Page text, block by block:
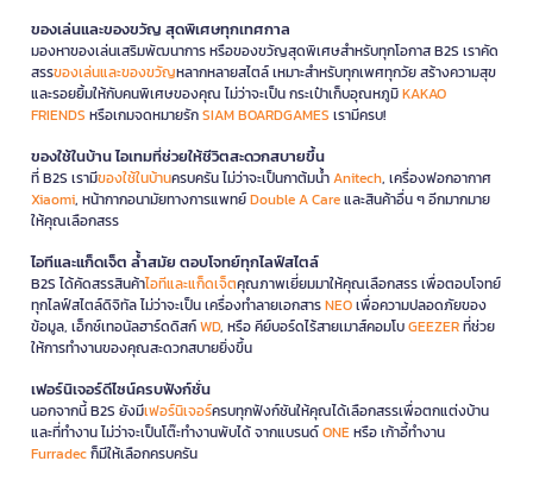
ของเล่นและของขวัญ สุดพิเศษทุกเทศกาล
มองหาของเล่นเสริมพัฒนาการ หรือของขวัญสุดพิเศษสำหรับทุกโอกาส B2S เราคัด
สรรของเล่นและของขวัญหลากหลายสไตล์ เหมาะสำหรับทุกเพศทุกวัย สร้างความสุข
และรอยยิ้มให้กับคนพิเศษของคุณ ไม่ว่าจะเป็น กระเป๋าเก็บอุณหภูมิKAKAO
FRIENDS หรือเกมจดหมายรักSIAM BOARDGAMES เรามีครบ!
ของใช้ในบ้าน ไอเทมที่ช่วยให้ชีวิตสะดวกสบายขึ้น
ที่ B2S เรามีของใช้ในบ้านครบครัน ไม่ว่าจะเป็นกาต้มน้ำAnitech, เครื่องฟอกอากาศ
Xiaomi, หน้ากากอนามัยทางการแพทย์Double A Careและสินค้าอื่น ๆ อีกมากมาย
ให้คุณเลือกสรร
ไอทีและแก็ดเจ็ต ล้ำสมัย ตอบโจทย์ทุกไลฟ์สไตล์
B2S ได้คัดสรรสินค้าไอทีและแก็ดเจ็ตคุณภาพเยี่ยมมาให้คุณเลือกสรร เพื่อตอบโจทย์
ทุกไลฟ์สไตล์ดิจิทัล ไม่ว่าจะเป็น เครื่องทำลายเอกสารNEOเพื่อความปลอดภัยของ
ข้อมูล, เอ็กซ์เทอนัลฮาร์ดดิสก์WD, หรือ คีย์บอร์ดไร้สายเมาส์คอมโบGEEZERที่ช่วย
ให้การทำงานของคุณสะดวกสบายยิ่งขึ้น
เฟอร์นิเจอร์ดีไซน์ครบฟังก์ชั่น
นอกจากนี้ B2S ยังมีเฟอร์นิเจอร์ครบทุกฟังก์ชันให้คุณได้เลือกสรรเพื่อตกแต่งบ้าน
และที่ทำงาน ไม่ว่าจะเป็นโต๊ะทำงานพับได้ จากแบรนด์ONEหรือ เก้าอี้ทำงาน
Furradecก็มีให้เลือกครบครัน